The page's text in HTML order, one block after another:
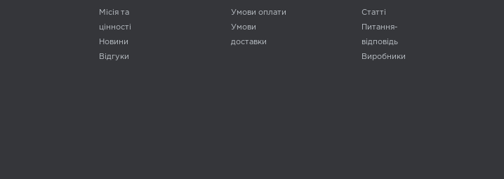
Місія та
цінності
Новини
Відгуки
Умови оплати
Умови
доставки
Статті
Питання-
відповідь
Виробники